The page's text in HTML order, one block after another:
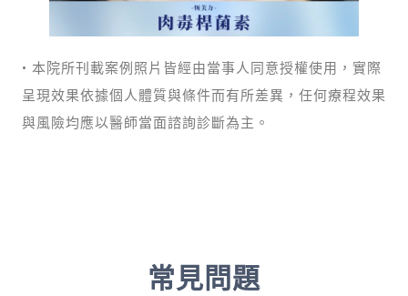
• 本院所刊載案例照片皆經由當事人同意授權使用，實際
呈現效果依據個人體質與條件而有所差異，任何療程效果
與風險均應以醫師當面諮詢診斷為主。
常見問題